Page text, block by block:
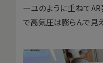
ーユのように重ねて
で高気圧は膨らんで見え